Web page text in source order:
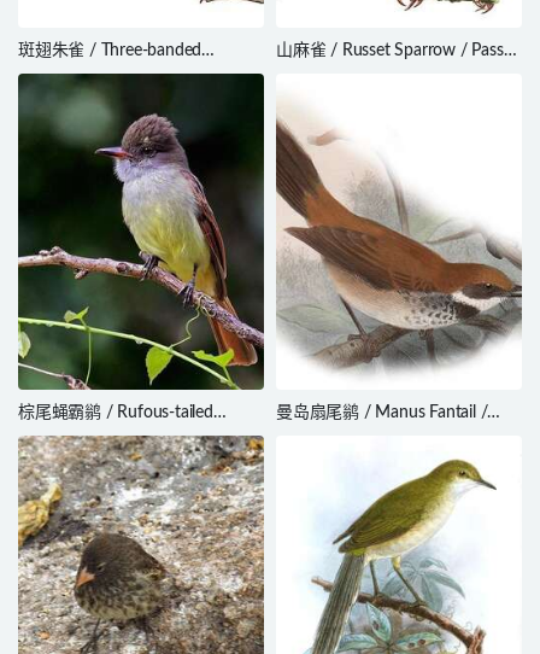
斑翅朱雀 / Three-banded
Rosefinch / Carpodacus
trifasciatus
山麻雀 / Russet Sparrow / Passer
棕尾蝇霸鹟 / Rufous-tailed
Flycatcher / Myiarchus validus
曼岛扇尾鹟 / Manus Fantail /